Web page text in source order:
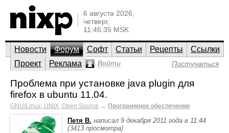
6 августа 2026,
четверг,
11:45:35 MSK
Новости Форум Софт Статьи Рецепты
Ссылки
Проект
Реклама Войти Постучаться
Проблема при установке java plugin для
firefox в ubuntu 11.04.
GNU/Linux, UNIX, Open Source → Программное обеспечение
Петя В. написал 9 декабря 2011 года в 11:44
(3413 просмотра)